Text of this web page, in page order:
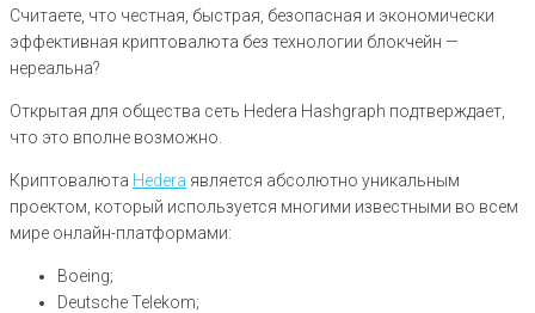
Считаете, что честная, быстрая, безопасная и экономически
эффективная криптовалюта без технологии блокчейн —
нереальна?
Открытая для общества сеть Hedera Hashgraph подтверждает,
что это вполне возможно.
Криптовалюта Hedera является абсолютно уникальным
проектом, который используется многими известными во всем
мире онлайн-платформами:
Boeing;
Deutsche Telekom;